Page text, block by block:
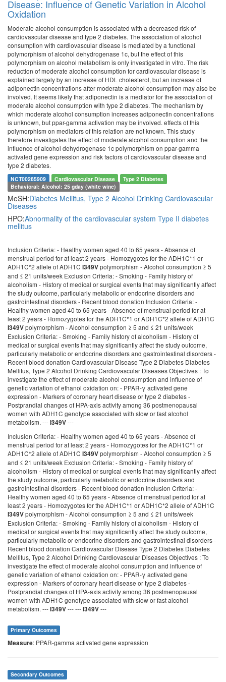
Disease: Influence of Genetic Variation in Alcohol
Oxidation
Moderate alcohol consumption is associated with a decreased risk of
cardiovascular disease and type 2 diabetes. The association of alcohol
consumption with cardiovascular disease is mediated by a functional
polymorphism of alcohol dehydrogenase 1c, but the effect of this
polymorphism on alcohol metabolism is only investigated in vitro. The risk
reduction of moderate alcohol consumption for cardiovascular disease is
explained largely by an increase of HDL cholesterol, but an increase of
adiponectin concentrations after moderate alcohol consumption may also be
involved. It seems likely that adiponectin is a mediator for the association of
moderate alcohol consumption with type 2 diabetes. The mechanism by
which moderate alcohol consumption increases adiponectin concentrations
is unknown, but ppar-gamma activation may be involved. effects of this
polymorphism on mediators of this relation are not known. This study
therefore investigates the effect of moderate alcohol consumption and the
influence of alcohol dehydrogenase 1c polymorphism on ppar-gamma
activated gene expression and risk factors of cardiovascular disease and
type 2 diabetes.
NCT00285909 Cardiovascular Disease
Type 2 Diabetes
Behavioral: Alcohol: 25 gday (white wine)
MeSH:Diabetes Mellitus, Type 2 Alcohol Drinking Cardiovascular
Diseases
HPO:Abnormality of the cardiovascular system Type II diabetes
mellitus
Inclusion Criteria: - Healthy women aged 40 to 65 years - Absence of
menstrual period for at least 2 years - Homozygotes for the ADH1C*1 or
ADH1C*2 allele of ADH1C I349Vpolymorphism - Alcohol consumption ≥ 5
and ≤ 21 units/week Exclusion Criteria: - Smoking - Family history of
alcoholism - History of medical or surgical events that may significantly affect
the study outcome, particularly metabolic or endocrine disorders and
gastrointestinal disorders - Recent blood donation Inclusion Criteria: -
Healthy women aged 40 to 65 years - Absence of menstrual period for at
least 2 years - Homozygotes for the ADH1C*1 or ADH1C*2 allele of ADH1C
I349Vpolymorphism - Alcohol consumption ≥ 5 and ≤ 21 units/week
Exclusion Criteria: - Smoking - Family history of alcoholism - History of
medical or surgical events that may significantly affect the study outcome,
particularly metabolic or endocrine disorders and gastrointestinal disorders -
Recent blood donation Cardiovascular Disease Type 2 Diabetes Diabetes
Mellitus, Type 2 Alcohol Drinking Cardiovascular Diseases Objectives : To
investigate the effect of moderate alcohol consumption and influence of
genetic variation of ethanol oxidation on: - PPAR-γ activated gene
expression - Markers of coronary heart disease or type 2 diabetes -
Postprandial changes of HPA-axis activity among 36 postmenopausal
women with ADH1C genotype associated with slow or fast alcohol
metabolism. ---I349V---
Inclusion Criteria: - Healthy women aged 40 to 65 years - Absence of
menstrual period for at least 2 years - Homozygotes for the ADH1C*1 or
ADH1C*2 allele of ADH1C I349Vpolymorphism - Alcohol consumption ≥ 5
and ≤ 21 units/week Exclusion Criteria: - Smoking - Family history of
alcoholism - History of medical or surgical events that may significantly affect
the study outcome, particularly metabolic or endocrine disorders and
gastrointestinal disorders - Recent blood donation Inclusion Criteria: -
Healthy women aged 40 to 65 years - Absence of menstrual period for at
least 2 years - Homozygotes for the ADH1C*1 or ADH1C*2 allele of ADH1C
I349Vpolymorphism - Alcohol consumption ≥ 5 and ≤ 21 units/week
Exclusion Criteria: - Smoking - Family history of alcoholism - History of
medical or surgical events that may significantly affect the study outcome,
particularly metabolic or endocrine disorders and gastrointestinal disorders -
Recent blood donation Cardiovascular Disease Type 2 Diabetes Diabetes
Mellitus, Type 2 Alcohol Drinking Cardiovascular Diseases Objectives : To
investigate the effect of moderate alcohol consumption and influence of
genetic variation of ethanol oxidation on: - PPAR-γ activated gene
expression - Markers of coronary heart disease or type 2 diabetes -
Postprandial changes of HPA-axis activity among 36 postmenopausal
women with ADH1C genotype associated with slow or fast alcohol
metabolism. ---I349V--- ---I349V---
Primary Outcomes
Measure: PPAR-gamma activated gene expression
Secondary Outcomes